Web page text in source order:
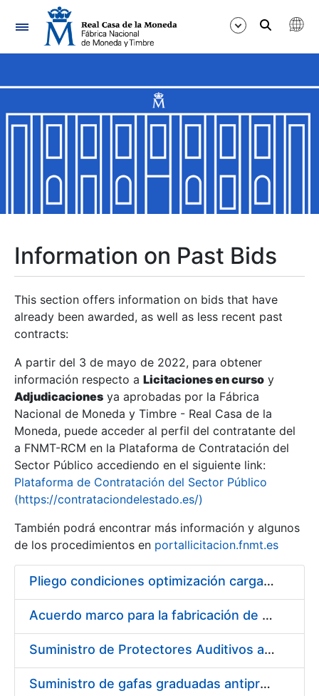
Navigation
Show/Hide
Show/Hide
Show/Hide
Show/Hide
Show/Hide
Show/Hide
Information on Past Bids
This section offers information on bids that have
already been awarded, as well as less recent past
contracts:
A partir del 3 de mayo de 2022, para obtener
información respecto a Licitaciones en curso y
Adjudicaciones ya aprobadas por la Fábrica
Nacional de Moneda y Timbre - Real Casa de la
Moneda, puede acceder al perfil del contratante del
a FNMT-RCM en la Plataforma de Contratación del
Sector Público accediendo en el siguiente link:
Plataforma de Contratación del Sector Público
(https://contrataciondelestado.es/)
También podrá encontrar más información y algunos
de los procedimientos en portallicitacion.fnmt.es
Pliego condiciones optimización cargas compras firmado
Acuerdo marco para la fabricación de piezas
Suministro de Protectores Auditivos a medida para las personas trabajadoras de los Centros de Trabajo de Madrid y Burgos
Suministro de gafas graduadas antiproyecciones para los trabajadores de la FNMT-RCM en los centros de trabajo de Madrid y Burgos